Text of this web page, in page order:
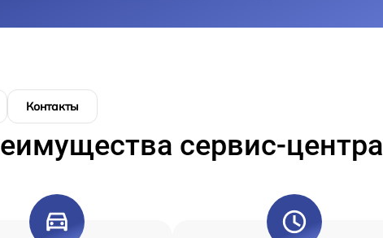
Контакты
сервис-центра